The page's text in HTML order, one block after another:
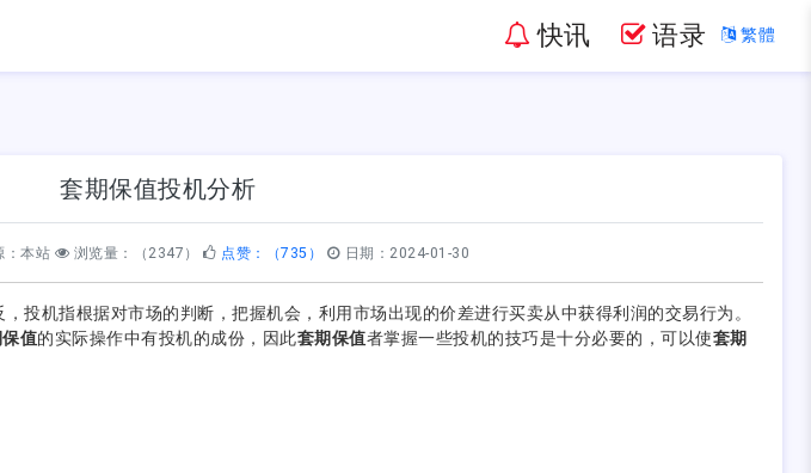
快讯 语录 繁體
套期保值投机分析
：本站 浏览量：（2347） 点赞：（735） 日期：2024-01-30
投机指根据对市场的判断，把握机会，利用市场出现的价差进行买卖从中获得利润的交易行为。
值的实际操作中有投机的成份，因此套期保值者掌握一些投机的技巧是十分必要的，可以使套期